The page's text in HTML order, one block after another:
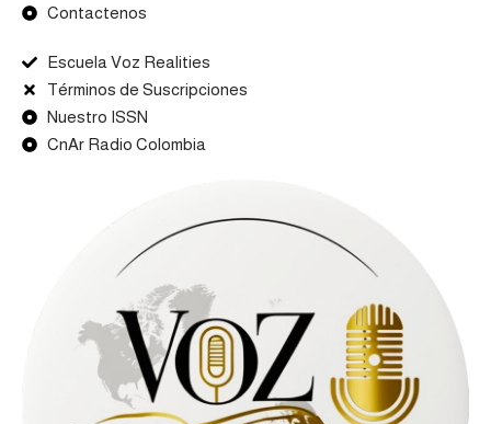
Contactenos
Escuela Voz Realities
Términos de Suscripciones
Nuestro ISSN
CnAr Radio Colombia